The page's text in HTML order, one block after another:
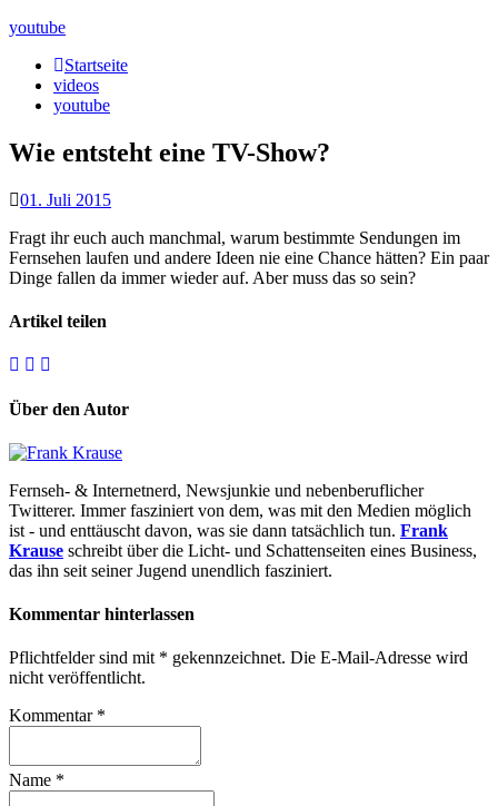
youtube
Startseite
videos
youtube
Wie entsteht eine TV-Show?
01. Juli 2015
Fragt ihr euch auch manchmal, warum bestimmte Sendungen im
Fernsehen laufen und andere Ideen nie eine Chance hätten? Ein paar
Dinge fallen da immer wieder auf. Aber muss das so sein?
Artikel teilen
Über den Autor
Fernseh- & Internetnerd, Newsjunkie und nebenberuflicher
Twitterer. Immer fasziniert von dem, was mit den Medien möglich
ist - und enttäuscht davon, was sie dann tatsächlich tun. Frank
Krause schreibt über die Licht- und Schattenseiten eines Business,
das ihn seit seiner Jugend unendlich fasziniert.
Kommentar hinterlassen
Pflichtfelder sind mit * gekennzeichnet. Die E-Mail-Adresse wird
nicht veröffentlicht.
Kommentar *
Name *